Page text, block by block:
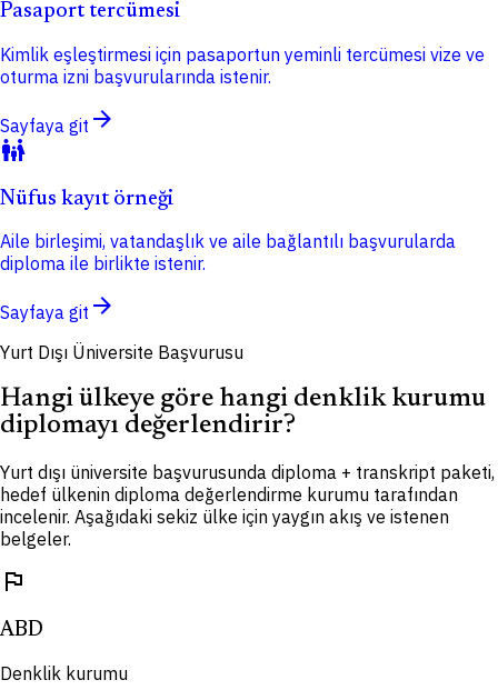
Pasaport tercümesi
Kimlik eşleştirmesi için pasaportun yeminli tercümesi vize ve
oturma izni başvurularında istenir.
Sayfaya git arrow_forward
family_restroom
Nüfus kayıt örneği
Aile birleşimi, vatandaşlık ve aile bağlantılı başvurularda
diploma ile birlikte istenir.
Sayfaya git arrow_forward
Yurt Dışı Üniversite Başvurusu
Hangi ülkeye göre hangi denklik kurumu
diplomayı değerlendirir?
Yurt dışı üniversite başvurusunda diploma + transkript paketi,
hedef ülkenin diploma değerlendirme kurumu tarafından
incelenir. Aşağıdaki sekiz ülke için yaygın akış ve istenen
belgeler.
flag
ABD
Denklik kurumu